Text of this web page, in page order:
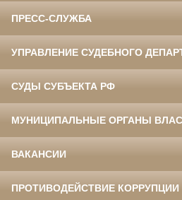
ПРЕСС-СЛУЖБА
УПРАВЛЕНИЕ СУДЕБНОГО
СУДЫ СУБЪЕКТА РФ
МУНИЦИПАЛЬНЫЕ ОРГАНЫ
ВАКАНСИИ
ПРОТИВОДЕЙСТВИЕ КОРРУПЦИИ